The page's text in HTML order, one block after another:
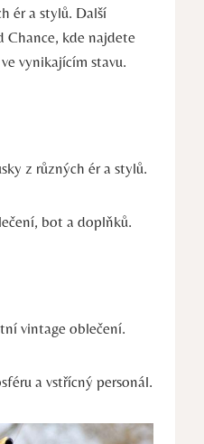
ér a stylů. Další
Chance, kde najdete
vynikajícím stavu.
z různých ér a stylů.
bot a doplňků.
vintage oblečení.
a vstřícný personál.